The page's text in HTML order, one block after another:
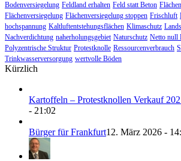
Bodenversiegelung Feldland erhalten Feld statt Beton
Flächenversiegelung Flächenversiegelung stoppen Frischluft
hochspannung Kaltluftentstehungsflächen Klimaschutz
Nachverdichtung naherholungsgebiet Naturschutz Netto null
Polyzentrische Struktur Protestknolle Ressourcenverbrauch
Trinkwasserversorgung wertvolle Böden
Kürzlich
Kartoffeln – Protestknollen Verkauf
- 21:02
Bürger für Frankfurt12. März 2026 -